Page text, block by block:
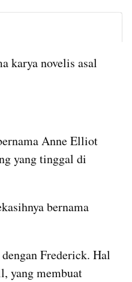
karya novelis asal
Anne Elliot
yang tinggal di
bernama
Frederick. Hal
yang membuat